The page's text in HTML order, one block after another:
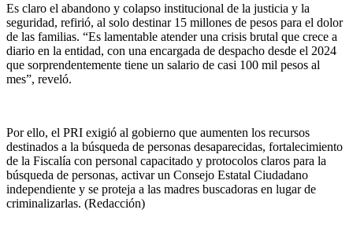
Es claro el abandono y colapso institucional de la justicia y la
seguridad, refirió, al solo destinar 15 millones de pesos para el dolor
de las familias. “Es lamentable atender una crisis brutal que crece a
diario en la entidad, con una encargada de despacho desde el 2024
que sorprendentemente tiene un salario de casi 100 mil pesos al
mes”, reveló.
Por ello, el PRI exigió al gobierno que aumenten los recursos
destinados a la búsqueda de personas desaparecidas, fortalecimiento
de la Fiscalía con personal capacitado y protocolos claros para la
búsqueda de personas, activar un Consejo Estatal Ciudadano
independiente y se proteja a las madres buscadoras en lugar de
criminalizarlas. (Redacción)